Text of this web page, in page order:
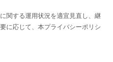
関する運用状況を適宜見直し、継
に応じて、本プライバシーポリシ